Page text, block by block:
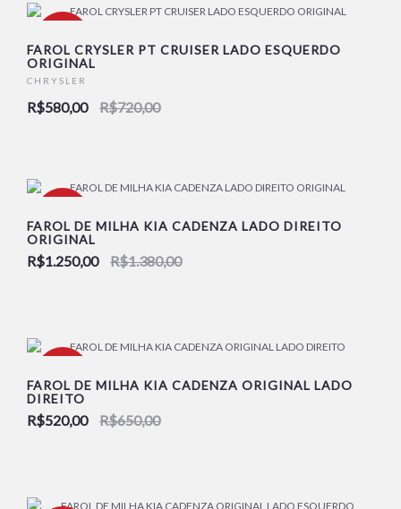
FAROL CRYSLER PT CRUISER LADO ESQUERDO
ORIGINAL
CHRYSLER
R$580,00 R$720,00
FAROL DE MILHA KIA CADENZA LADO DIREITO
ORIGINAL
R$1.250,00 R$1.380,00
NOVO
FAROL DE MILHA KIA CADENZA ORIGINAL LADO
DIREITO
R$520,00 R$650,00